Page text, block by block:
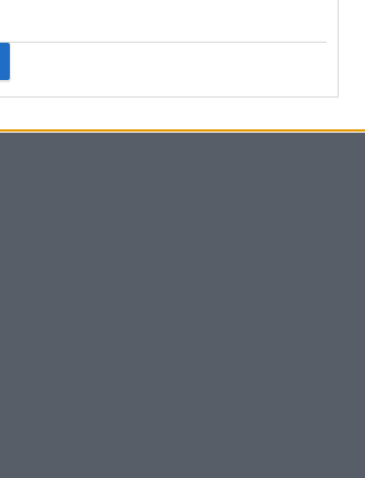
meno
riduzione delle
per combattere i